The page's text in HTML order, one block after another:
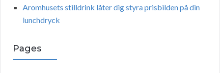
Aromhusets stilldrink låter dig styra prisbilden på din
lunchdryck
Pages